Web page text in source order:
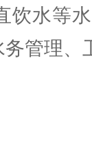
饮水等
管理、